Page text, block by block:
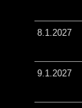
8.1.2027
9.1.2027